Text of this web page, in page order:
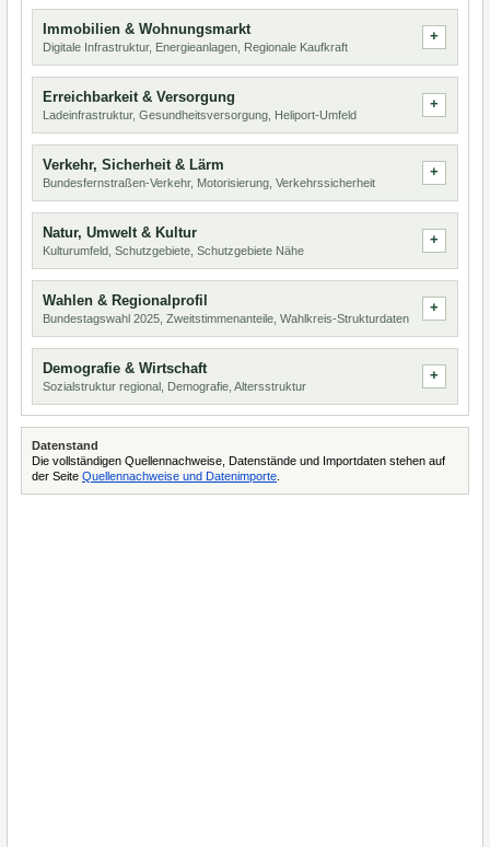
Immobilien & Wohnungsmarkt
Digitale Infrastruktur, Energieanlagen, Regionale Kaufkraft
Erreichbarkeit & Versorgung
Ladeinfrastruktur, Gesundheitsversorgung, Heliport-Umfeld
Verkehr, Sicherheit & Lärm
Bundesfernstraßen-Verkehr, Motorisierung, Verkehrssicherheit
Natur, Umwelt & Kultur
Kulturumfeld, Schutzgebiete, Schutzgebiete Nähe
Wahlen & Regionalprofil
Bundestagswahl 2025, Zweitstimmenanteile, Wahlkreis-Strukturdaten
Demografie & Wirtschaft
Sozialstruktur regional, Demografie, Altersstruktur
Datenstand
Die vollständigen Quellennachweise, Datenstände und Importdaten stehen auf
der Seite Quellennachweise und Datenimporte